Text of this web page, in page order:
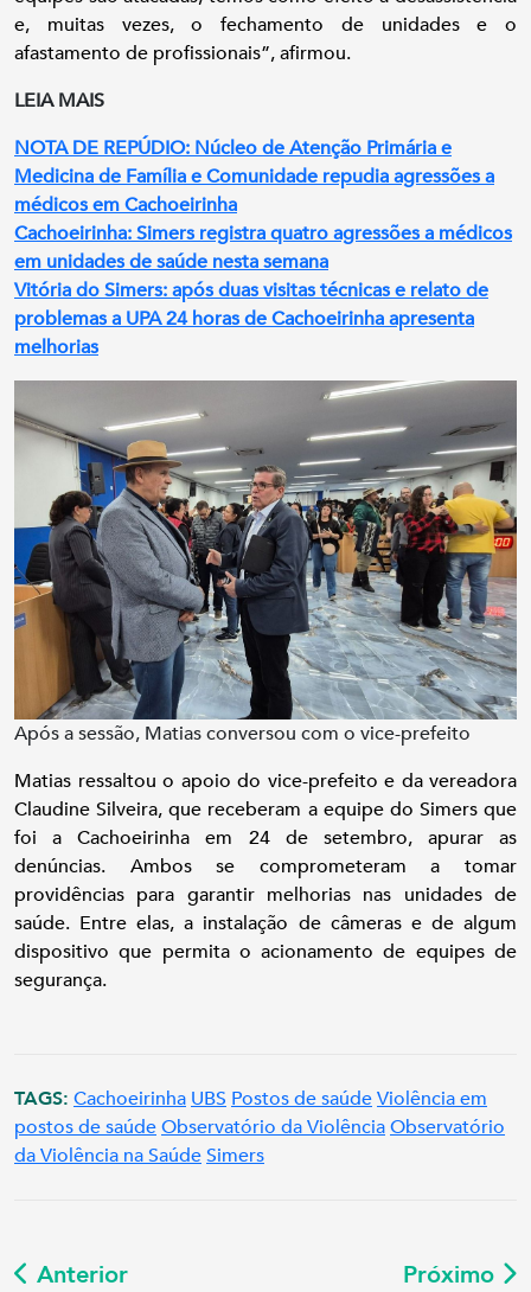
e, muitas vezes, o fechamento de unidades e o
afastamento de profissionais”, afirmou.
LEIA MAIS
NOTA DE REPÚDIO: Núcleo de Atenção Primária e
Medicina de Família e Comunidade repudia agressões a
médicos em Cachoeirinha
Cachoeirinha: Simers registra quatro agressões a médicos
em unidades de saúde nesta semana
Vitória do Simers: após duas visitas técnicas e relato de
problemas a UPA 24 horas de Cachoeirinha apresenta
melhorias
Após a sessão, Matias conversou com o vice-prefeito
Matias ressaltou o apoio do vice-prefeito e da vereadora
Claudine Silveira, que receberam a equipe do Simers que
foi a Cachoeirinha em 24 de setembro, apurar as
denúncias. Ambos se comprometeram a tomar
providências para garantir melhorias nas unidades de
saúde. Entre elas, a instalação de câmeras e de algum
dispositivo que permita o acionamento de equipes de
segurança.
TAGS: Cachoeirinha UBS Postos de saúdeViolência em
postos de saúdeObservatório da ViolênciaObservatório
da Violência na SaúdeSimers
Anterior Próximo